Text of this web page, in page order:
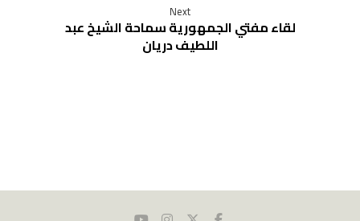
Next
لقاء مفتي الجمهورية سماحة الشيخ عبد
اللطيف دريان